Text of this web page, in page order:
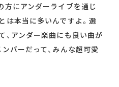
方にアンダーライブを通じ
は本当に多いんですよ。選
、アンダー楽曲にも良い曲が
バーだって、みんな超可愛